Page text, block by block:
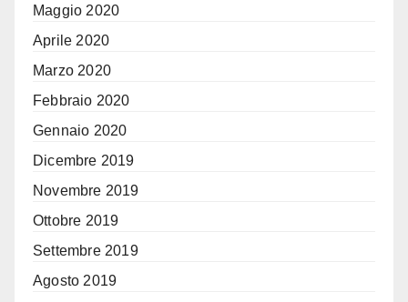
Maggio 2020
Aprile 2020
Marzo 2020
Febbraio 2020
Gennaio 2020
Dicembre 2019
Novembre 2019
Ottobre 2019
Settembre 2019
Agosto 2019